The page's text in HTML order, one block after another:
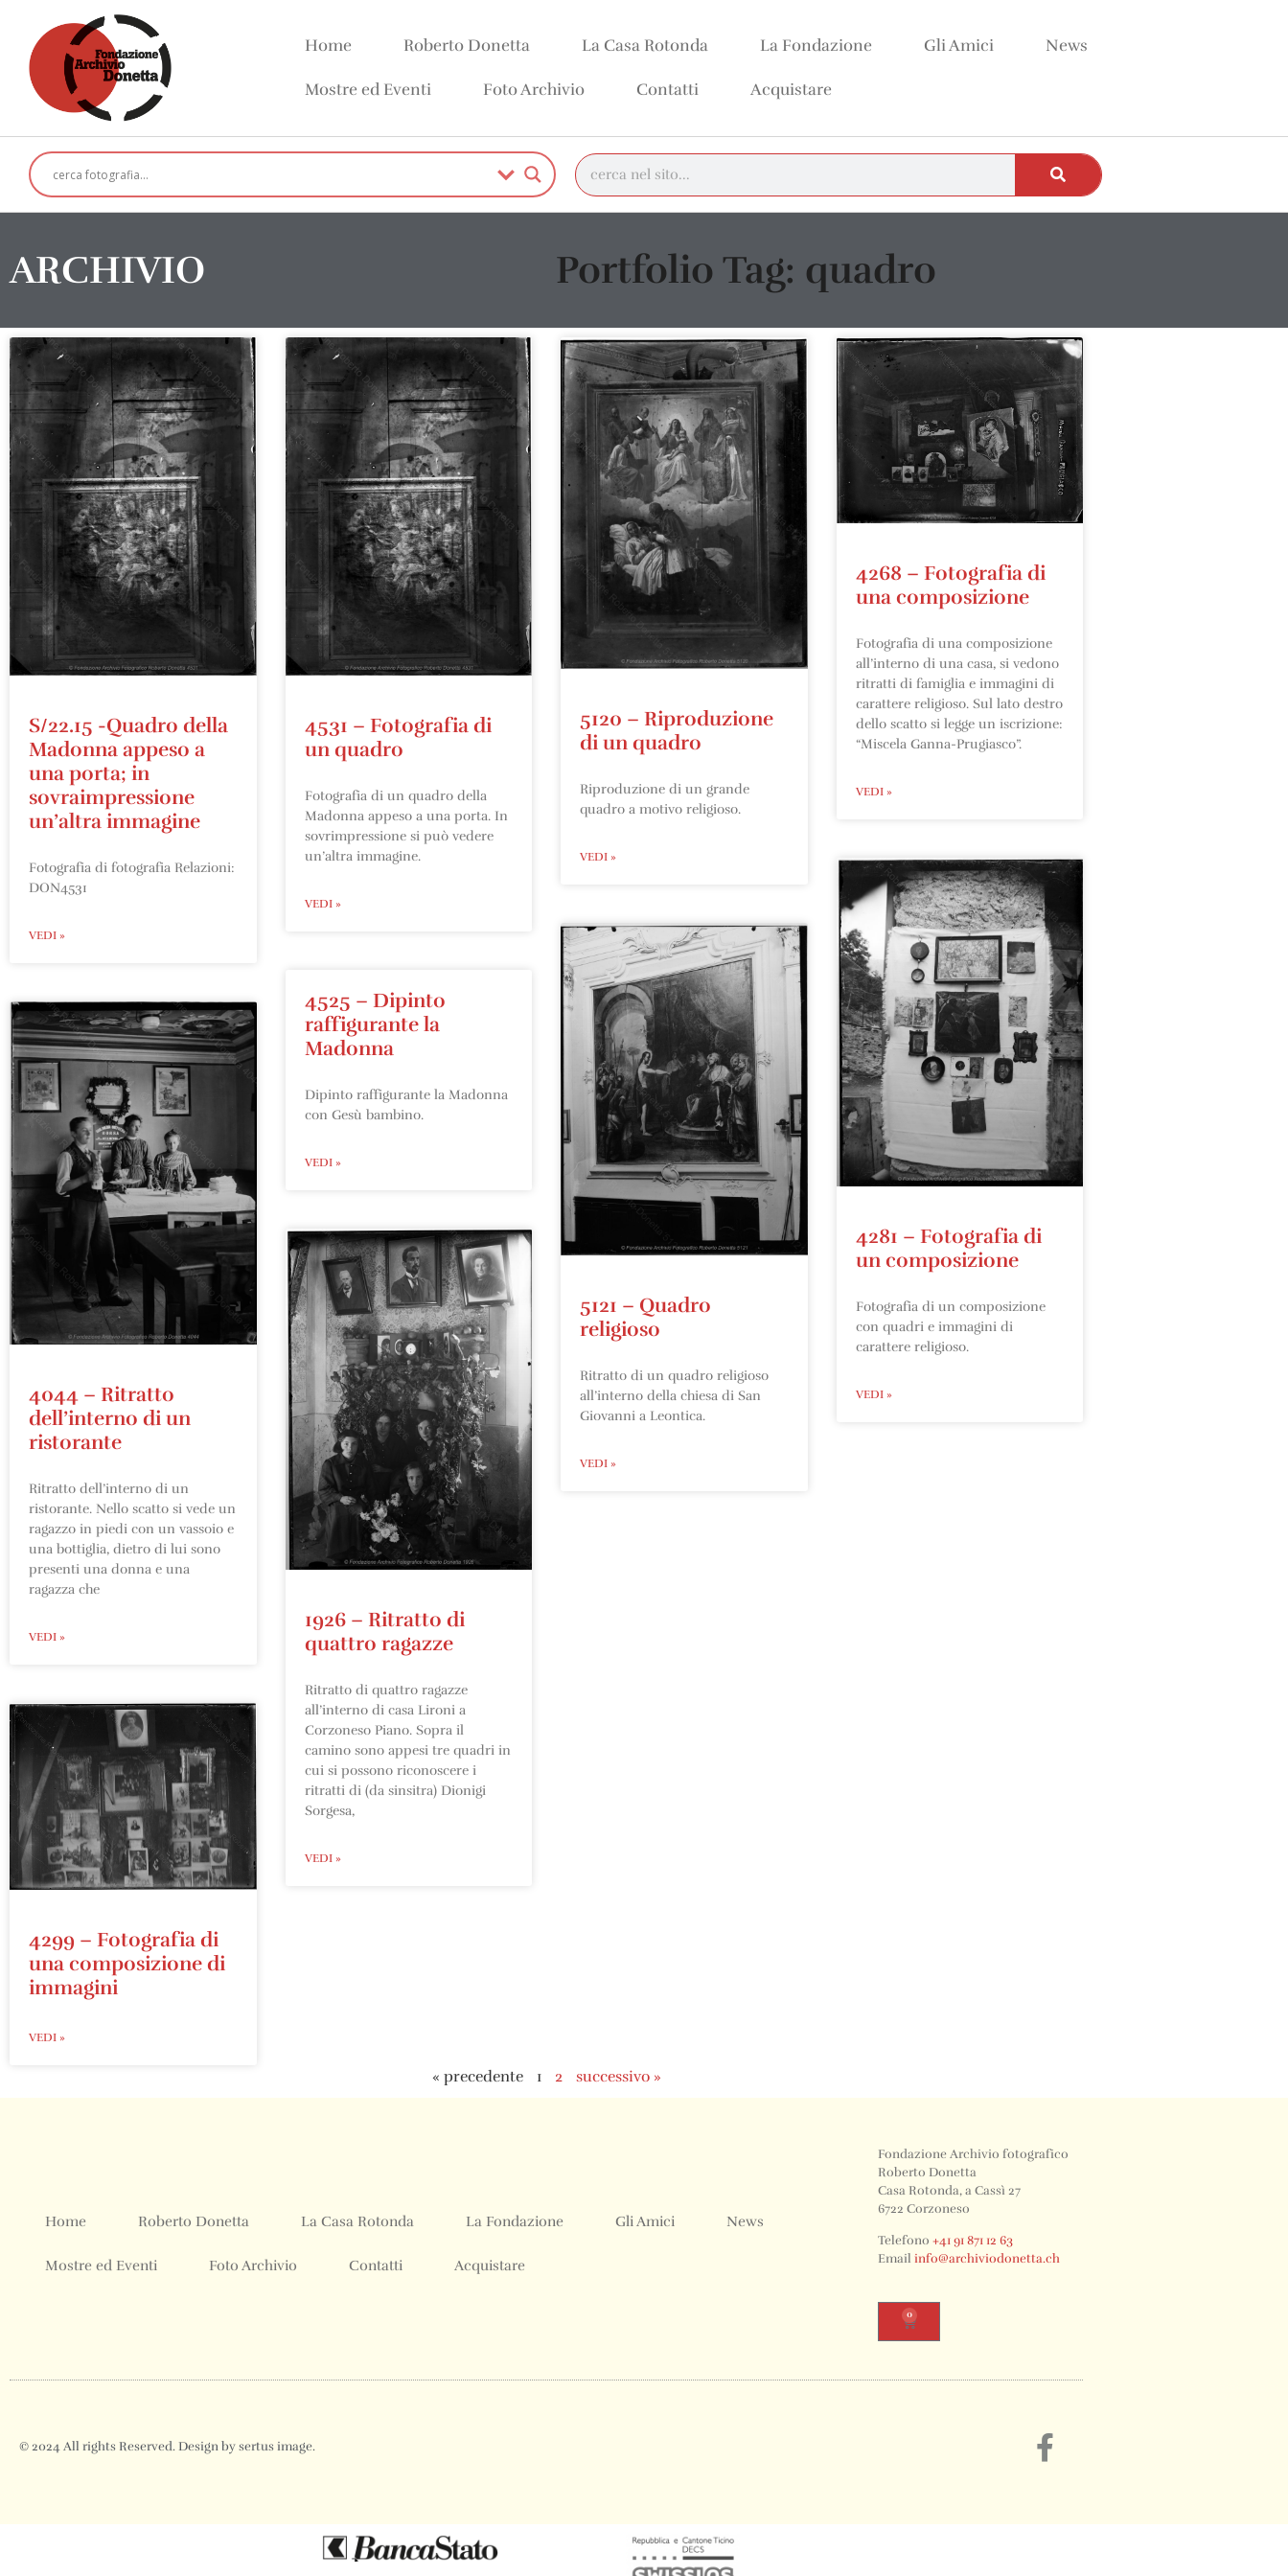
Home Roberto Donetta La Casa Rotonda La Fondazione Gli Amici News
Mostre ed Eventi Foto Archivio Contatti Acquistare
ARCHIVIO Portfolio Tag: quadro
S/22.15 -Quadro della
Madonna appeso a
una porta; in
sovraimpressione
un’altra immagine
Fotografia di fotografia Relazioni:
DON4531
VEDI »
4531 – Fotografia di
un quadro
Fotografia di un quadro della
Madonna appeso a una porta. In
sovrimpressione si può vedere
un’altra immagine.
VEDI »
5120 – Riproduzione
di un quadro
Riproduzione di un grande
quadro a motivo religioso.
VEDI »
4268 – Fotografia di
una composizione
Fotografia di una composizione
all’interno di una casa, si vedono
ritratti di famiglia e immagini di
carattere religioso. Sul lato destro
dello scatto si legge un iscrizione:
“Miscela Ganna-Prugiasco”.
VEDI »
4044 – Ritratto
dell’interno di un
ristorante
Ritratto dell’interno di un
ristorante. Nello scatto si vede un
ragazzo in piedi con un vassoio e
una bottiglia, dietro di lui sono
presenti una donna e una
ragazza che
VEDI »
4525 – Dipinto
raffigurante la
Madonna
Dipinto raffigurante la Madonna
con Gesù bambino.
VEDI »
5121 – Quadro
religioso
Ritratto di un quadro religioso
all’interno della chiesa di San
Giovanni a Leontica.
VEDI »
4281 – Fotografia di
un composizione
Fotografia di un composizione
con quadri e immagini di
carattere religioso.
VEDI »
4299 – Fotografia di
una composizione di
immagini
VEDI »
1926 – Ritratto di
quattro ragazze
Ritratto di quattro ragazze
all’interno di casa Lironi a
Corzoneso Piano. Sopra il
camino sono appesi tre quadri in
cui si possono riconoscere i
ritratti di (da sinsitra) Dionigi
Sorgesa,
VEDI »
« precedente 1 2 successivo »
Home Roberto Donetta La Casa Rotonda La Fondazione Gli Amici News
Mostre ed Eventi Foto Archivio Contatti Acquistare
Fondazione Archivio fotografico
Roberto Donetta
Casa Rotonda, a Cassì 27
6722 Corzoneso
Telefono +41 91 871 12 63
Email info@archiviodonetta.ch
0
© 2024 All rights Reserved. Design by sertus image.